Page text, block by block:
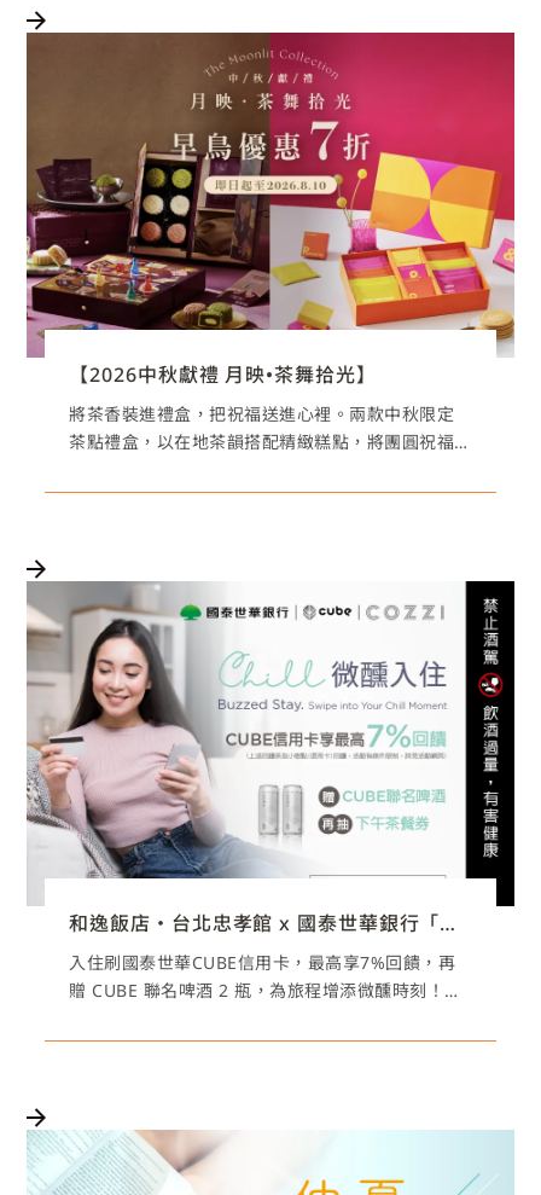
【2026中秋獻禮 月映•茶舞拾光】
將茶香裝進禮盒，把祝福送進心裡。兩款中秋限定
茶點禮盒，以在地茶韻搭配精緻糕點，將團圓祝福
和逸飯店‧台北忠孝館 x 國泰世華銀行「國泰世華CUBE信用卡優惠│Chill 微醺入住」
入住刷國泰世華CUBE信用卡，最高享7%回饋，再
贈 CUBE 聯名啤酒 2 瓶，為旅程增添微醺時刻！更
次入住都充滿期待。